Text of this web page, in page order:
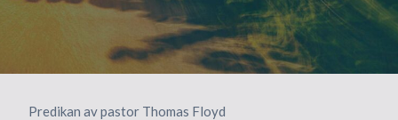
Predikan av pastor Thomas Floyd